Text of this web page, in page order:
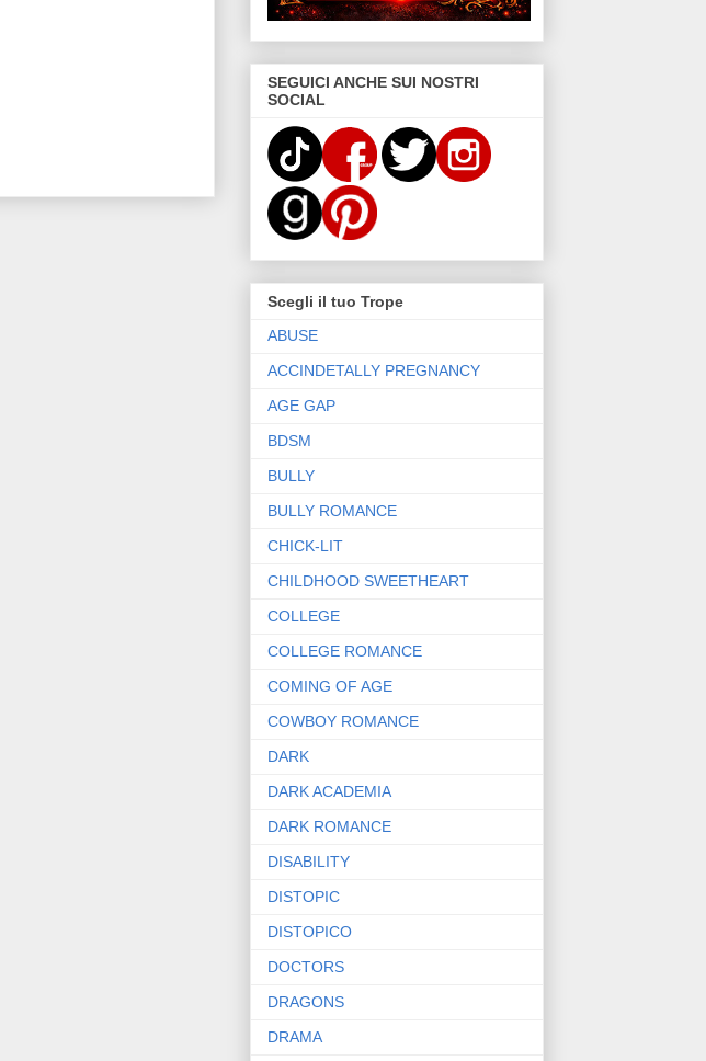
SEGUICI ANCHE SUI NOSTRI
SOCIAL
Scegli il tuo Trope
ABUSE
ACCINDETALLY PREGNANCY
AGE GAP
BDSM
BULLY
BULLY ROMANCE
CHICK-LIT
CHILDHOOD SWEETHEART
COLLEGE
COLLEGE ROMANCE
COMING OF AGE
COWBOY ROMANCE
DARK
DARK ACADEMIA
DARK ROMANCE
DISABILITY
DISTOPIC
DISTOPICO
DOCTORS
DRAGONS
DRAMA